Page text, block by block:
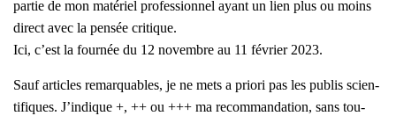
par­tie de mon maté­riel pro­fes­sion­nel ayant un lien plus ou moins
direct avec la pen­sée cri­tique.
Ici, c’est la four­née du 12 novembre au 11 février 2023.
Sauf articles remar­quables, je ne mets a prio­ri pas les publis scien­
ti­fiques. J’in­dique +, ++ ou +++ ma recom­man­da­tion, sans tou­